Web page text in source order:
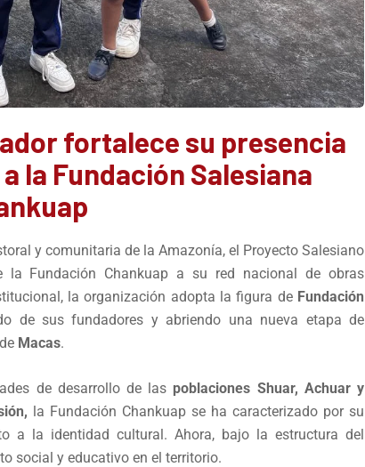
fortalece su presencia
la Fundación Salesiana
y comunitaria de la Amazonía, el Proyecto Salesiano
la Fundación Chankuap a su red nacional de obras
la organización adopta la figura de Fundación
de sus fundadores y abriendo una nueva etapa de
Macas.
de desarrollo de las poblaciones Shuar, Achuar y
la Fundación Chankuap se ha caracterizado por su
a la identidad cultural. Ahora, bajo la estructura del
social y educativo en el territorio.